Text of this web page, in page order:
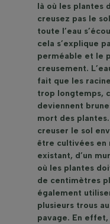
là où les plantes
creusez pas le
toute l’eau
cela s’explique
perméable et le
creusement.
fait que les
trop longtemps,
deviennent
mort des plantes.
creuser le sol
être cultivées en
existant, d’un
où les plantes
de centimètres
également
plusieurs trous
pavage. En